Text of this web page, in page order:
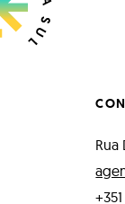
Rua